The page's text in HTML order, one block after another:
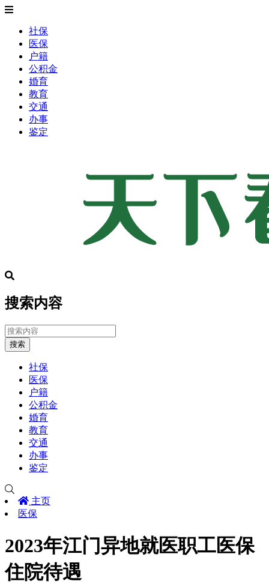
社保
医保
户籍
公积金
婚育
教育
交通
办事
鉴定
搜索内容
搜索
社保
医保
户籍
公积金
婚育
教育
交通
办事
鉴定
主页
医保
2023年江门异地就医职工医保
住院待遇